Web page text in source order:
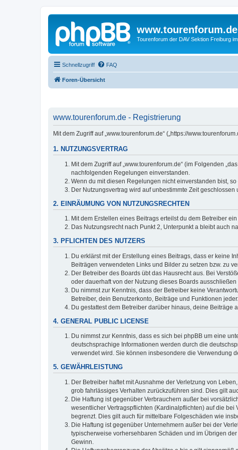
www.tourenforum.de
Tourenforum der DAV Sektion Freiburg
Schnellzugriff FAQ
Foren-Übersicht
www.tourenforum.de - Registrierung
Mit dem Zugriff auf „www.tourenforum.de“ („https://
1. NUTZUNGSVERTRAG
Mit dem Zugriff auf „www.tourenforum.de“ (im Folgenden
nachfolgenden Regelungen einverstanden.
Wenn du mit diesen Regelungen nicht einverstanden bist,
Der Nutzungsvertrag wird auf unbestimmte Zeit
2. EINRÄUMUNG VON NUTZUNGSRECHTEN
Mit dem Erstellen eines Beitrags erteilst du dem Betreiber
Das Nutzungsrecht nach Punkt 2, Unterpunkt a bleibt auch
3. PFLICHTEN DES NUTZERS
Du erklärst mit der Erstellung eines Beitrags, dass er keine
Beiträgen verwendeten Links und Bilder zu setzen bzw. zu
Der Betreiber des Boards übt das Hausrecht aus. Bei
oder dauerhaft von der Nutzung dieses Boards
Du nimmst zur Kenntnis, dass der Betreiber keine
Betreiber, dein Benutzerkonto, Beiträge und Funktionen
Du gestattest dem Betreiber darüber hinaus, deine Beiträge
4. GENERAL PUBLIC LICENSE
Du nimmst zur Kenntnis, dass es sich bei phpBB um eine
deutschsprachige Informationen werden durch die
verwendet wird. Sie können insbesondere die Verwendung
5. GEWÄHRLEISTUNG
Der Betreiber haftet mit Ausnahme der Verletzung von
grob fahrlässiges Verhalten zurückzuführen sind. Dies gilt
Die Haftung ist gegenüber Verbrauchern außer bei
wesentlicher Vertragspflichten (Kardinalpflichten) auf die
begrenzt. Dies gilt auch für mittelbare Folgeschäden wie
Die Haftung ist gegenüber Unternehmern außer bei der
typischerweise vorhersehbaren Schäden und im Übrigen
Gewinn.